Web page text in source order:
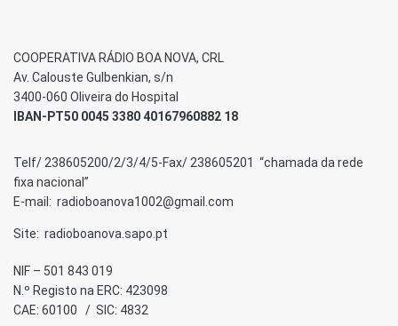
COOPERATIVA RÁDIO BOA NOVA, CRL
Av. Calouste Gulbenkian, s/n
3400-060 Oliveira do Hospital
IBAN-PT50 0045 3380 40167960882 18
Telf/ 238605200/2/3/4/5-Fax/ 238605201 “chamada da rede
fixa nacional”
E-mail: radioboanova1002@gmail.com
Site: radioboanova.sapo.pt
NIF – 501 843 019
N.º Registo na ERC: 423098
CAE: 60100 / SIC: 4832